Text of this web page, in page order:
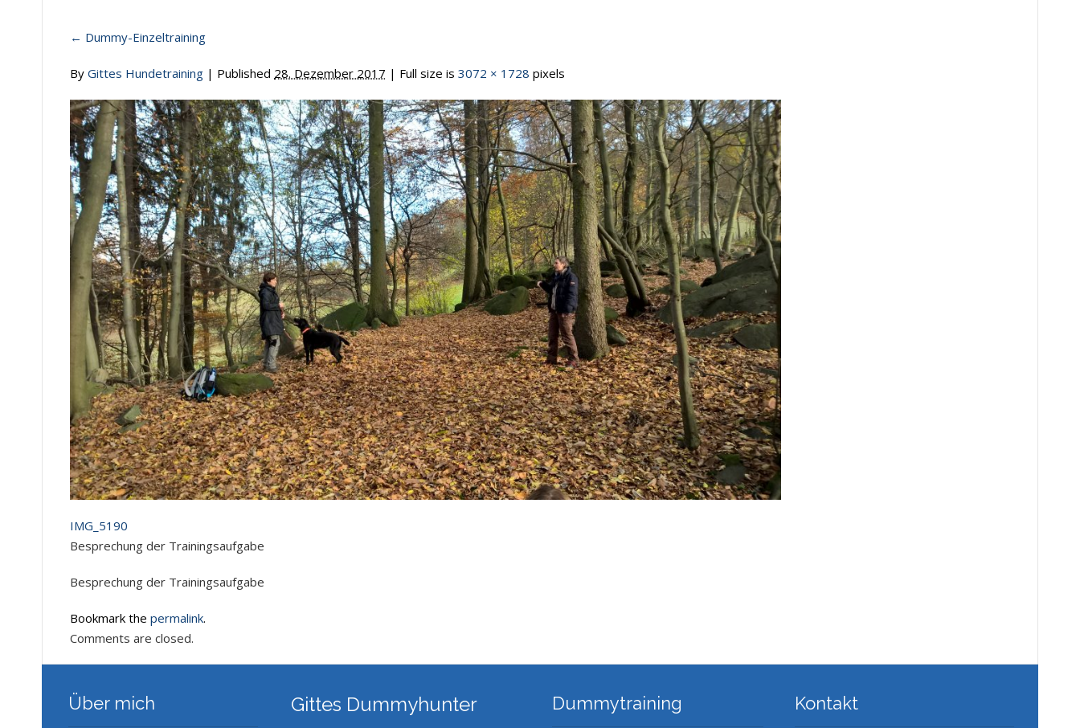
← Dummy-Einzeltraining
By Gittes Hundetraining | Published 28. Dezember 2017 | Full size is 3072 × 1728 pixels
IMG_5190
Besprechung der Trainingsaufgabe
Besprechung der Trainingsaufgabe
Bookmark the permalink.
Comments are closed.
Über mich
Gittes Dummyhunter
Dummytraining Kontakt